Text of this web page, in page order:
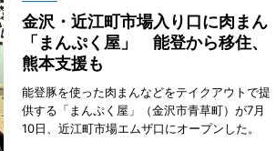
金沢・近江町市場入り口に肉まん
「まんぷく屋」 能登から移住、
熊本支援も
能登豚を使った肉まんなどをテイクアウトで提
供する「まんぷく屋」（金沢市青草町）が7月
10日、近江町市場エムザ口にオープンした。